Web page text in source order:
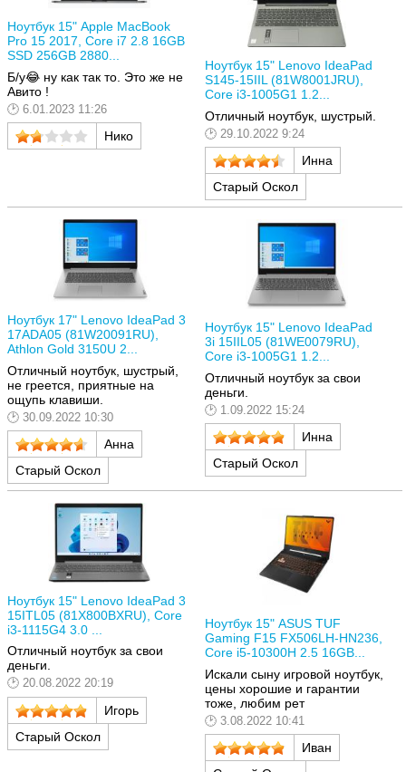
Ноутбук 15" Apple MacBook
Pro 15 2017, Core i7 2.8 16GB
SSD 256GB 2880...
Б/у😂 ну как так то. Это же не
Авито !
6.01.2023 11:26
Нико
Ноутбук 15" Lenovo IdeaPad
S145-15IIL (81W8001JRU),
Core i3-1005G1 1.2...
Отличный ноутбук, шустрый.
29.10.2022 9:24
Инна
Старый Оскол
Ноутбук 17" Lenovo IdeaPad 3
17ADA05 (81W20091RU),
Athlon Gold 3150U 2...
Отличный ноутбук, шустрый,
не греется, приятные на
ощупь клавиши.
30.09.2022 10:30
Анна
Старый Оскол
Ноутбук 15" Lenovo IdeaPad
3i 15IIL05 (81WE0079RU),
Core i3-1005G1 1.2...
Отличный ноутбук за свои
деньги.
1.09.2022 15:24
Инна
Старый Оскол
Ноутбук 15" Lenovo IdeaPad 3
15ITL05 (81X800BXRU), Core
i3-1115G4 3.0 ...
Отличный ноутбук за свои
деньги.
20.08.2022 20:19
Игорь
Старый Оскол
Ноутбук 15" ASUS TUF
Gaming F15 FX506LH-HN236,
Core i5-10300H 2.5 16GB...
Искали сыну игровой ноутбук,
цены хорошие и гарантии
тоже, любим рет
3.08.2022 10:41
Иван